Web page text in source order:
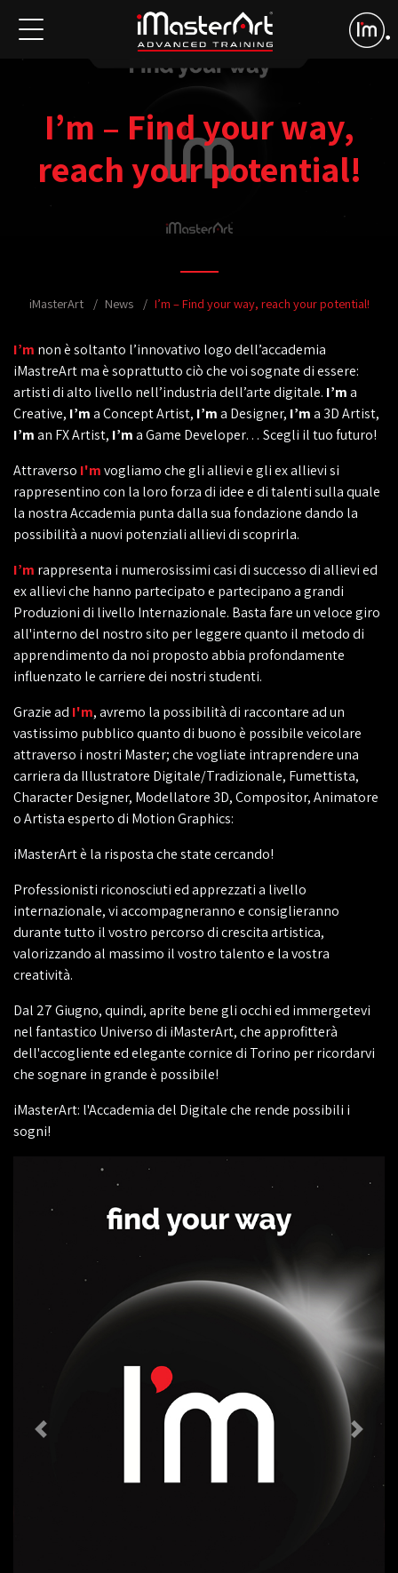
I’m – Find your way,
reach your potential!
iMasterArt News I’m – Find your way, reach your potential!
I’m non è soltanto l’innovativo logo dell’accademia
iMastreArt ma è soprattutto ciò che voi sognate di essere:
artisti di alto livello nell’industria dell’arte digitale. I’ma
Creative, I’ma Concept Artist, I’ma Designer, I’ma 3D Artist,
I’man FX Artist, I’ma Game Developer… Scegli il tuo futuro!
Attraverso I'mvogliamo che gli allievi e gli ex allievi si
rappresentino con la loro forza di idee e di talenti sulla quale
la nostra Accademia punta dalla sua fondazione dando la
possibilità a nuovi potenziali allievi di scoprirla.
I’m rappresenta i numerosissimi casi di successo di allievi ed
ex allievi che hanno partecipato e partecipano a grandi
Produzioni di livello Internazionale. Basta fare un veloce giro
all'interno del nostro sito per leggere quanto il metodo di
apprendimento da noi proposto abbia profondamente
influenzato le carriere dei nostri studenti.
Grazie ad I'm, avremo la possibilità di raccontare ad un
vastissimo pubblico quanto di buono è possibile veicolare
attraverso i nostri Master; che vogliate intraprendere una
carriera da Illustratore Digitale/Tradizionale, Fumettista,
Character Designer, Modellatore 3D, Compositor, Animatore
o Artista esperto di Motion Graphics:
iMasterArt è la risposta che state cercando!
Professionisti riconosciuti ed apprezzati a livello
internazionale, vi accompagneranno e consiglieranno
durante tutto il vostro percorso di crescita artistica,
valorizzando al massimo il vostro talento e la vostra
creatività.
Dal 27 Giugno, quindi, aprite bene gli occhi ed immergetevi
nel fantastico Universo di iMasterArt, che approfitterà
dell'accogliente ed elegante cornice di Torino per ricordarvi
che sognare in grande è possibile!
iMasterArt: l'Accademia del Digitale che rende possibili i
sogni!